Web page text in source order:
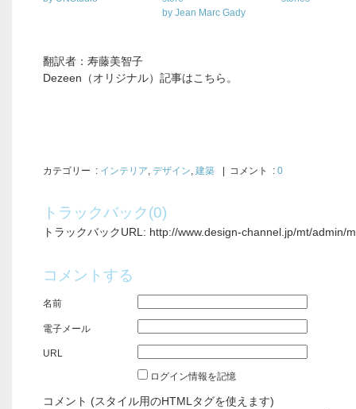
by Jean Marc Gady
翻訳者：寿藤美智子
Dezeen（オリジナル）記事はこちら。
カテゴリー : インテリア, デザイン, 建築 | コメント : 0
トラックバック(0)
トラックバックURL: http://www.design-channel.jp/mt/admin/
コメントする
名前
電子メール
URL
ログイン情報を記憶
コメント (スタイル用のHTMLタグを使えます)